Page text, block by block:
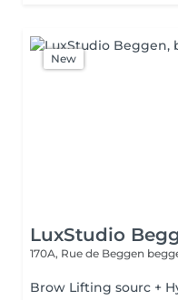
New
LuxStudio
170A, Rue de Beggen
Brow Lifting sourc +